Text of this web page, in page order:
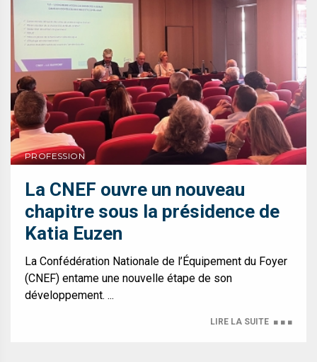
PROFESSION
La CNEF ouvre un nouveau
chapitre sous la présidence de
Katia Euzen
La Confédération Nationale de l’Équipement du Foyer
(CNEF) entame une nouvelle étape de son
développement. ...
LIRE LA SUITE ■ ■ ■